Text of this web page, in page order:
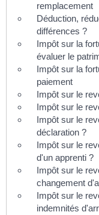
remplacement
Déduction,
différences ?
Impôt sur la
évaluer le
Impôt sur la
paiement
Impôt sur le
Impôt sur le
Impôt sur le
déclaration ?
Impôt sur le
d'un apprenti ?
Impôt sur le
changement
Impôt sur le
indemnités